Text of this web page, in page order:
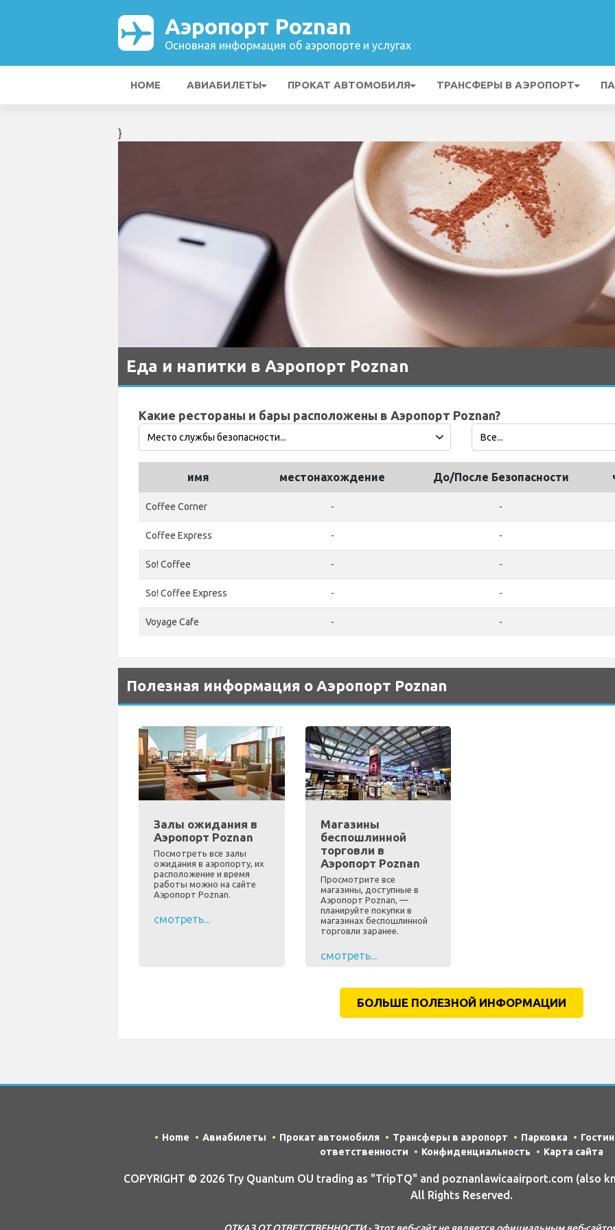
Аэропорт Poznan
Основная информация об аэропорте и услугах
HOME АВИАБИЛЕТЫ ПРОКАТ АВТОМОБИЛЯ ТРАНСФЕРЫ В АЭРОПОРТ
}
Еда и напитки в Аэропорт Poznan
Какие рестораны и бары расположены в Аэропорт Poznan?
имя местонахождение До/После Безопасности
Coffee Corner - -
Coffee Express - -
So! Coffee - -
So! Coffee Express - -
Voyage Cafe - -
Полезная информация о Аэропорт Poznan
Залы ожидания в
Аэропорт Poznan
Посмотреть все залы
ожидания в аэропорту, их
расположение и время
работы можно на сайте
Аэропорт Poznan.
смотреть...
Магазины
беспошлинной
торговли в
Аэропорт Poznan
Просмотрите все
магазины, доступные в
Аэропорт Poznan, —
планируйте покупки в
магазинах беспошлинной
торговли заранее.
смотреть...
БОЛЬШЕ ПОЛЕЗНОЙ ИНФОРМАЦИИ
Home Авиабилеты Прокат автомобиля Трансферы в аэропорт Парковка
ответственности
Конфиденциальность Карта сайта
COPYRIGHT © 2026 Try Quantum OU trading as "TripTQ" and poznanlawicaairport.com (also
All Rights Reserved.